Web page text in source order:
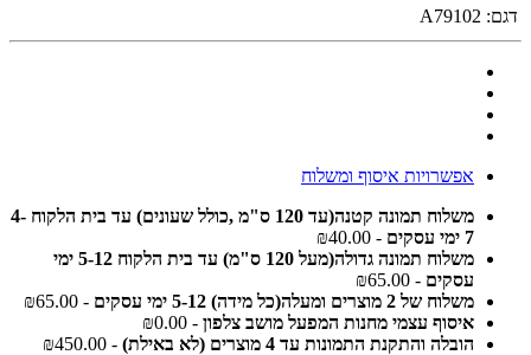
דגם: A79102
אפשרויות איסוף ומשלוח
משלוח תמונה קטנה(עד 120 ס"מ ,כולל שעונים) עד בית הלקוח 4-
7 ימי עסקים
- ₪40.00
משלוח תמונה גדולה(מעל 120 ס"מ) עד בית הלקוח 5-12 ימי
עסקים - ₪65.00
משלוח של 2 מוצרים ומעלה(כל מידה) 5-12 ימי עסקים
- ₪65.00
איסוף עצמי מחנות המפעל מושב צלפון - ₪0.00
הובלה והתקנת התמונות עד 4 מוצרים (לא באילת)
- ₪450.00